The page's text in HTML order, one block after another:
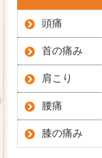
頭痛
首の痛み
肩こり
腰痛
膝の痛み